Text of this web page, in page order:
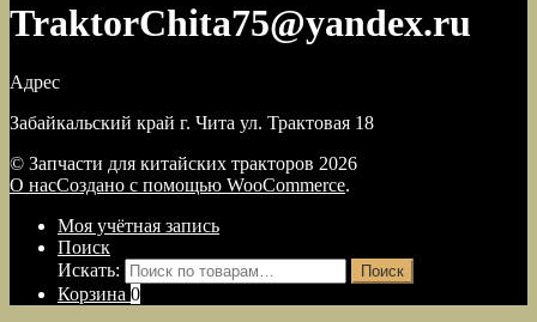
TraktorChita75@yandex.ru
Адрес
Забайкальский край г. Чита ул. Трактовая 18
© Запчасти для китайских тракторов 2026
О насСоздано с помощью WooCommerce.
Моя учётная запись
Поиск
Искать:
Поиск
Корзина 0